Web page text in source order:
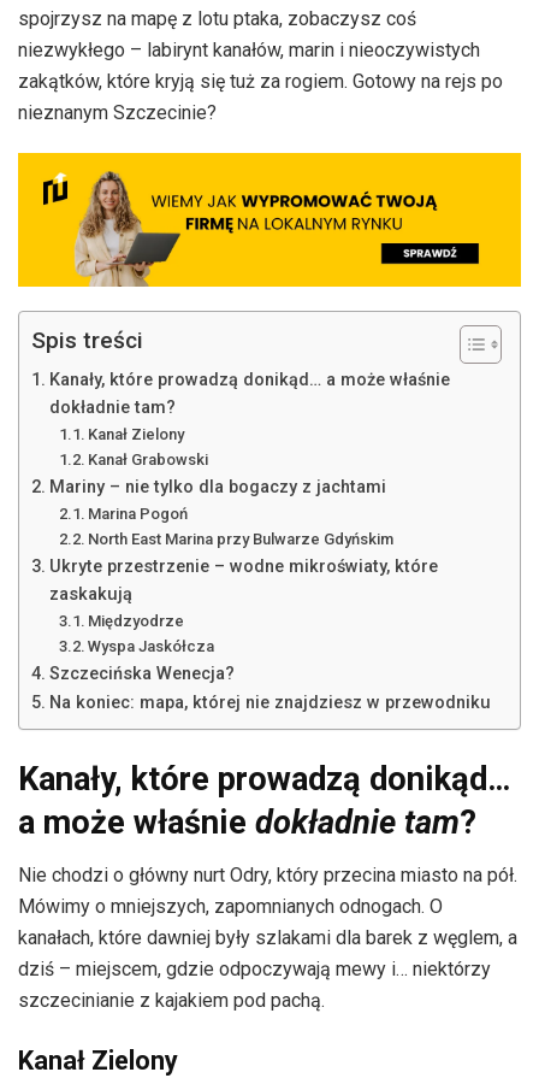
spojrzysz na mapę z lotu ptaka, zobaczysz coś
niezwykłego – labirynt kanałów, marin i nieoczywistych
zakątków, które kryją się tuż za rogiem. Gotowy na rejs po
nieznanym Szczecinie?
Spis treści
Kanały, które prowadzą donikąd… a może właśnie
dokładnie tam?
Kanał Zielony
Kanał Grabowski
Mariny – nie tylko dla bogaczy z jachtami
Marina Pogoń
North East Marina przy Bulwarze Gdyńskim
Ukryte przestrzenie – wodne mikroświaty, które
zaskakują
Międzyodrze
Wyspa Jaskółcza
Szczecińska Wenecja?
Na koniec: mapa, której nie znajdziesz w przewodniku
Kanały, które prowadzą donikąd…
a może właśnie dokładnie tam?
Nie chodzi o główny nurt Odry, który przecina miasto na pół.
Mówimy o mniejszych, zapomnianych odnogach. O
kanałach, które dawniej były szlakami dla barek z węglem, a
dziś – miejscem, gdzie odpoczywają mewy i… niektórzy
szczecinianie z kajakiem pod pachą.
Kanał Zielony